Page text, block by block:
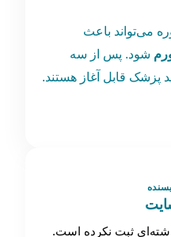
می‌تواند باعث
شود. پس از سه
پزشک قابل آغاز هستند.
ثبت نکرده است.